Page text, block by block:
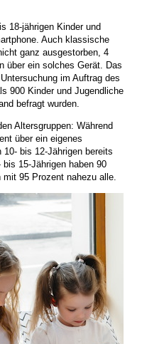
18-jährigen Kinder und
Auch klassische
ganz ausgestorben, 4
über ein solches Gerät. Das
im Auftrag des
900 Kinder und Jugendliche
befragt wurden.
Altersgruppen: Während
über ein eigenes
bis 12-Jährigen bereits
15-Jährigen haben 90
95 Prozent nahezu alle.